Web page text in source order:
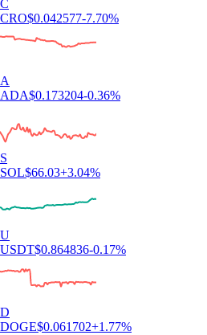
C
CRO$0.042577-7.70%
A
ADA$0.173204-0.36%
S
SOL$66.03+3.04%
U
USDT$0.864836-0.17%
D
DOGE$0.061702+1.77%